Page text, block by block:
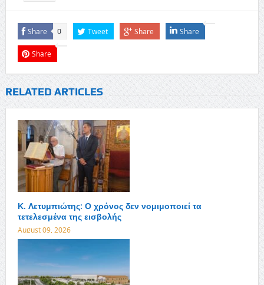
Share 0 Tweet Share Share
Share
RELATED ARTICLES
Κ. Λετυμπιώτης: Ο χρόνος δεν νομιμοποιεί τα
τετελεσμένα της εισβολής
August 09, 2026